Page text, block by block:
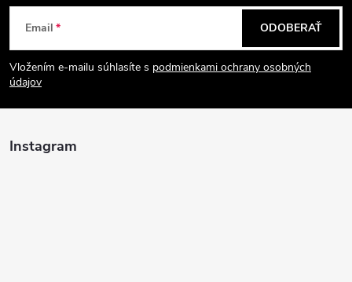
Z
á
p
ä
Email
Vložením e-mailu súhlasíte s podmienkami ochrany osobných
údajov
ODOBERAŤ
Instagram